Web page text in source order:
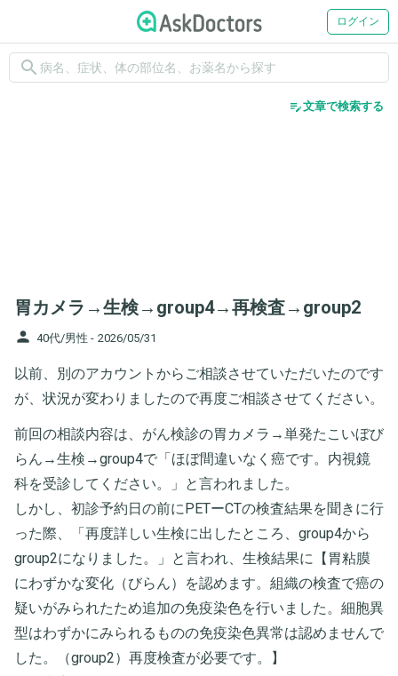
ログイン
search
edit_note文章で検索する
胃カメラ→生検→group4→再検査→group2
person 40代/男性 - 2026/05/31
以前、別のアカウントからご相談させていただいたのです
が、状況が変わりましたので再度ご相談させてください。
前回の相談内容は、がん検診の胃カメラ→単発たこいぼび
らん→生検→group4で「ほぼ間違いなく癌です。内視鏡
科を受診してください。」と言われました。
しかし、初診予約日の前にPETーCTの検査結果を聞きに行
った際、「再度詳しい生検に出したところ、group4から
group2になりました。」と言われ、生検結果に【胃粘膜
にわずかな変化（びらん）を認めます。組織の検査で癌の
疑いがみられたため追加の免疫染色を行いました。細胞異
型はわずかにみられるものの免疫染色異常は認めませんで
した。（group2）再度検査が必要です。】